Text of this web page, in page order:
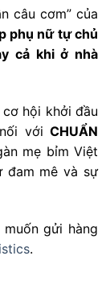
câu cơm” của
phụ nữ tự chủ
cả khi ở nhà
hội khởi đầu
với CHUẨN
mẹ bỉm Việt
đam mê và sự
gửi hàng
.